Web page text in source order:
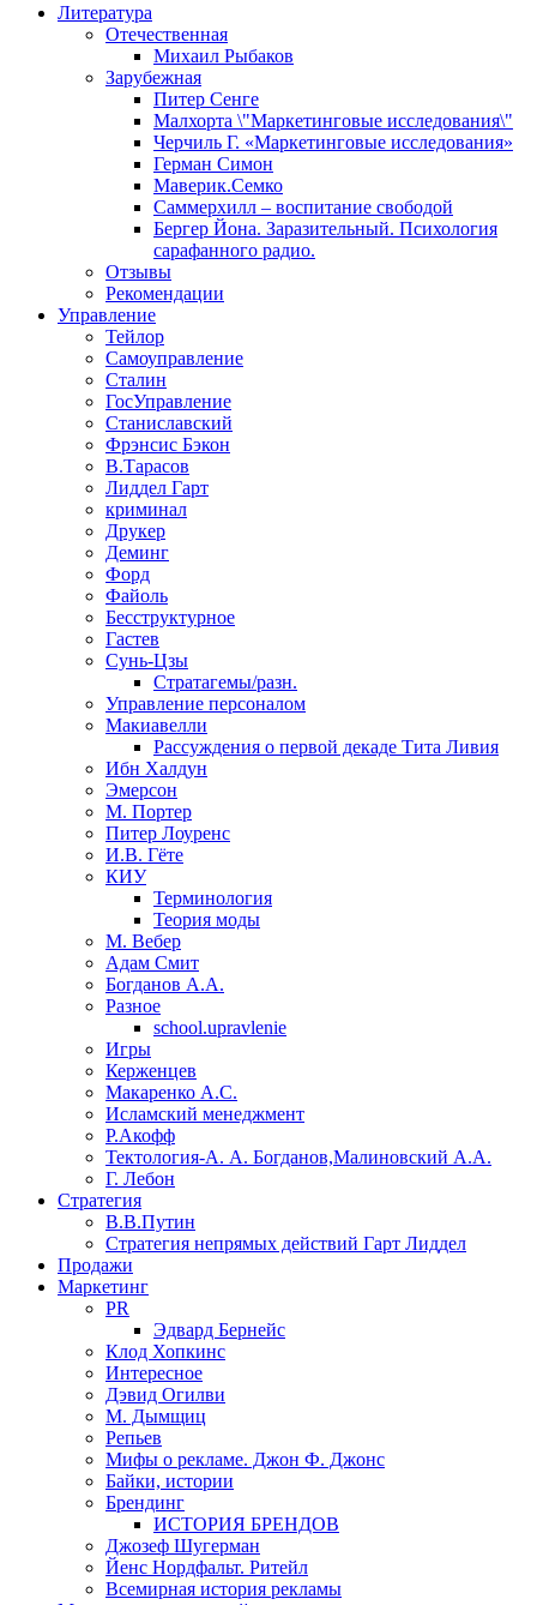
Литература
Отечественная
Михаил Рыбаков
Зарубежная
Питер Сенге
Малхорта \"Маркетинговые исследования\"
Черчиль Г. «Маркетинговые исследования»
Герман Симон
Маверик.Семко
Саммерхилл – воспитание свободой
Бергер Йона. Заразительный. Психология
сарафанного радио.
Отзывы
Рекомендации
Управление
Тейлор
Самоуправление
Сталин
ГосУправление
Станиславский
Фрэнсис Бэкон
В.Тарасов
Лиддел Гарт
криминал
Друкер
Деминг
Форд
Файоль
Бесструктурное
Гастев
Сунь-Цзы
Стратагемы/разн.
Управление персоналом
Макиавелли
Рассуждения о первой декаде Тита Ливия
Ибн Халдун
Эмерсон
М. Портер
Питер Лоуренс
И.В. Гёте
КИУ
Терминология
Теория моды
М. Вебер
Адам Смит
Богданов А.А.
Разное
school.upravlenie
Игры
Керженцев
Макаренко А.С.
Исламский менеджмент
Р.Акофф
Тектология-А. А. Богданов,Малиновский А.А.
​Г. Лебон
Стратегия
В.В.Путин
​Стратегия непрямых действий Гарт Лиддел
Продажи
Маркетинг
PR
Эдвард Бернейс
Клод Хопкинс
Интересное
Дэвид Огилви
М. Дымщиц
Репьев
Мифы о рекламе. Джон Ф. Джонс
Байки, истории
Брендинг
ИСТОРИЯ БРЕНДОВ
Джозеф Шугерман
​Йенс Нордфальт. Ритейл
Всемирная история рекламы